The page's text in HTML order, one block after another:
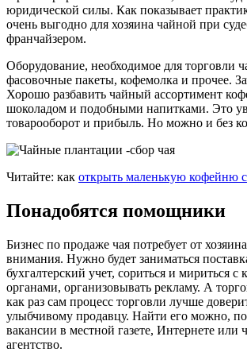
юридической силы. Как показывает
очень выгодно для хозяина чайной при
франчайзером.
Оборудование, необходимое для торговли
фасовочные пакеты, кофемолка и прочее.
Хорошо разбавить чайный ассортимент
шоколадом и подобными напитками. Это
товарооборот и прибыль. Но можно и без
Читайте: как открыть маленькую кофейню
Понадобятся помощники
Бизнес по продаже чая потребует от
внимания. Нужно будет заниматься
бухгалтерский учет, сориться и мириться
органами, организовывать рекламу. А
как раз сам процесс торговли лучше
улыбчивому продавцу. Найти его можно,
вакансии в местной газете, Интернете или
агентство.